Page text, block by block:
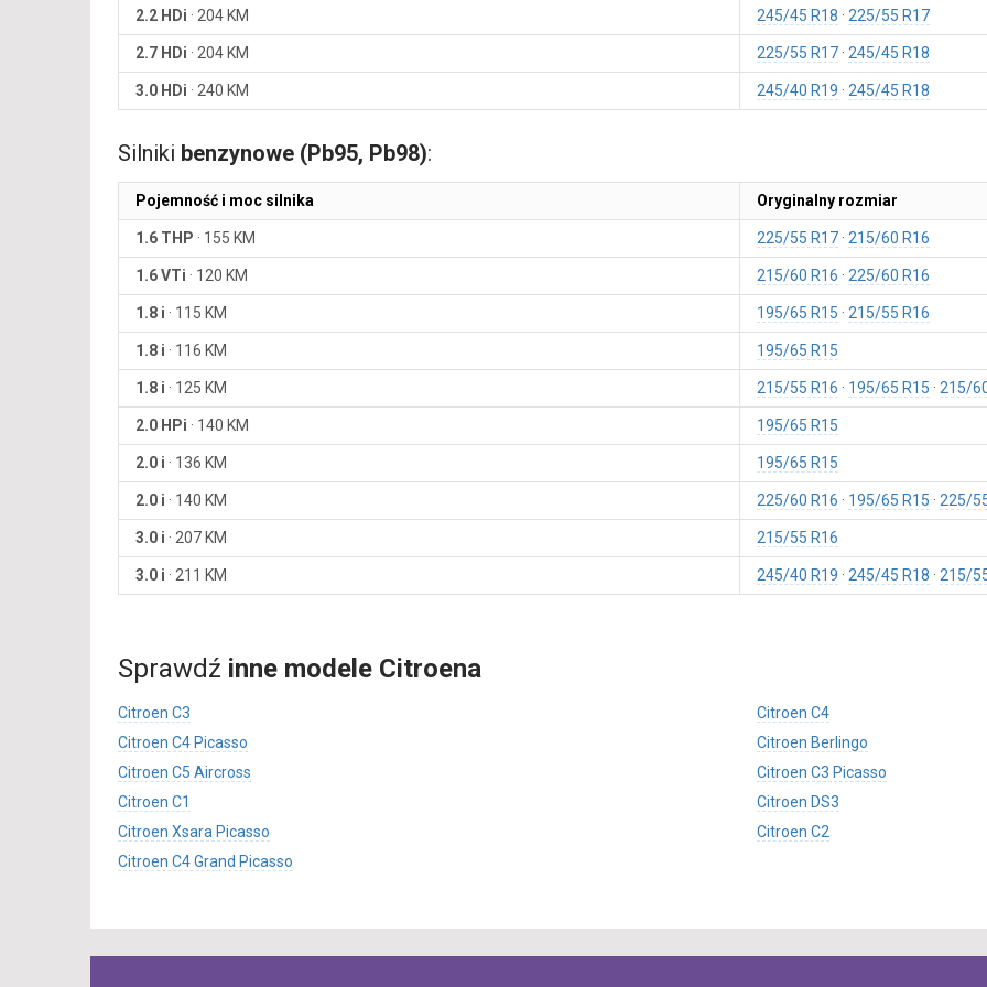
2.2 HDi · 204 KM 245/45 R18 225/55 R17
2.7 HDi · 204 KM 225/55 R17 245/45 R18
3.0 HDi · 240 KM 245/40 R19 245/45 R18
Silniki benzynowe (Pb95, Pb98):
Pojemność i moc silnika Oryginalny rozmiar
1.6 THP · 155 KM 225/55 R17 215/60 R16
1.6 VTi · 120 KM 215/60 R16 225/60 R16
1.8 i · 115 KM 195/65 R15 215/55 R16
1.8 i · 116 KM 195/65 R15
1.8 i · 125 KM 215/55 R16 195/65 R15 215/
2.0 HPi · 140 KM 195/65 R15
2.0 i · 136 KM 195/65 R15
2.0 i · 140 KM 225/60 R16 195/65 R15 225/
3.0 i · 207 KM 215/55 R16
3.0 i · 211 KM 245/40 R19 245/45 R18 215/
Sprawdź inne modele Citroena
Citroen C3
Citroen C4
Citroen C4 Picasso
Citroen Berlingo
Citroen C5 Aircross
Citroen C3 Picasso
Citroen C1
Citroen DS3
Citroen Xsara Picasso
Citroen C2
Citroen C4 Grand Picasso